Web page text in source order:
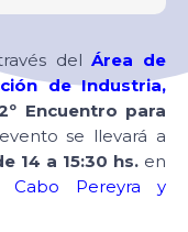
delÁrea de
de Industria,
Encuentro para
se llevará a
14 a 15:30 hs. en
Cabo Pereyra y